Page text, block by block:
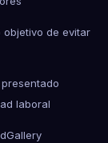
objetivo de evitar
laboral
Gallery